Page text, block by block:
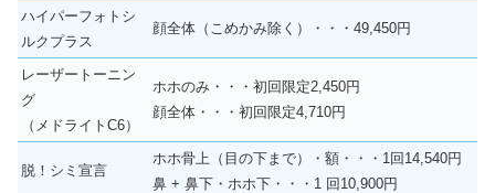
ハイパーフォトシ
ルクプラス
顔全体（こめかみ除く）・・・49,450円
レーザートーニン
グ
（メドライトC6）
ホホのみ・・・初回限定2,450円
顔全体・・・初回限定4,710円
脱！シミ宣言
ホホ骨上（目の下まで）・額・・・1回14,540円
鼻 + 鼻下・ホホ下・・・1 回10,900円